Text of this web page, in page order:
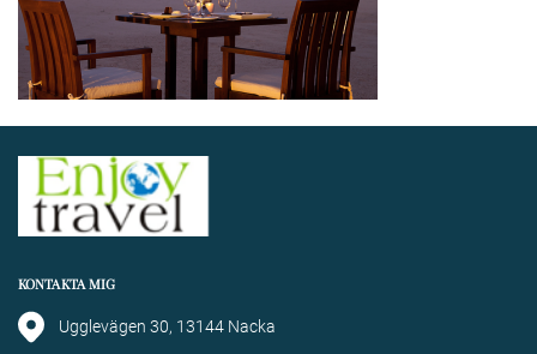
KONTAKTA MIG
Ugglevägen 30, 13144 Nacka